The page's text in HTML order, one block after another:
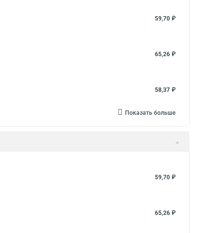
59,70 ₽
65,26 ₽
58,37 ₽
Показать больше
59,70 ₽
65,26 ₽